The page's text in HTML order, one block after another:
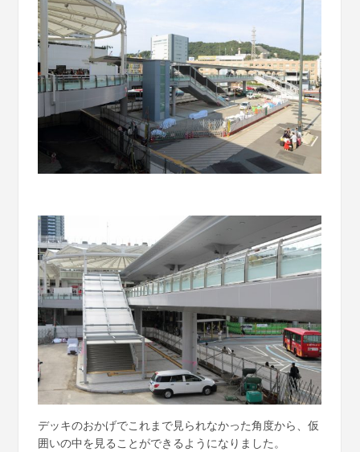
デッキのおかげでこれまで見られなかった角度から、仮
囲いの中を見ることができるようになりました。